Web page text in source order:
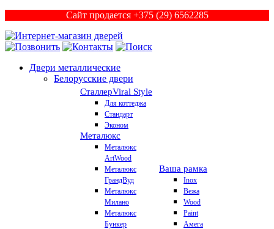
Сайт продается +375 (29) 6562285
Двери металлические
Белорусские двери
СталлерViral Style
Для коттеджа
Стандарт
Эконом
Металюкс
Металюкс
ArtWood
Металюкс
ГрандВуд
Металюкс
Милано
Металюкс
Бункер
Ваша рамка
Inox
Вежа
Wood
Paint
Амега